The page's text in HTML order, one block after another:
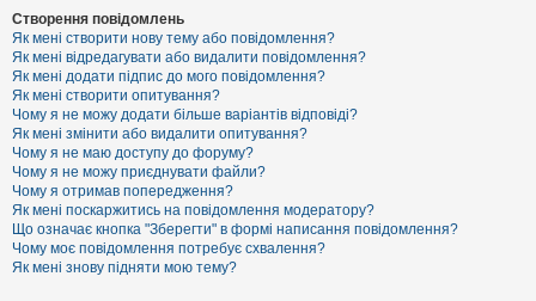
е
й
А
к
т
и
в
н
і
т
е
м
и
Створення повідомлень
Як мені створити нову тему або повідомлення?
Як мені відредагувати або видалити повідомлення?
Як мені додати підпис до мого повідомлення?
Як мені створити опитування?
Чому я не можу додати більше варіантів відповіді?
Як мені змінити або видалити опитування?
Чому я не маю доступу до форуму?
Чому я не можу приєднувати файли?
Чому я отримав попередження?
Як мені поскаржитись на повідомлення модератору?
Що означає кнопка "Зберегти" в формі написання повідомлення?
Чому моє повідомлення потребує схвалення?
Як мені знову підняти мою тему?